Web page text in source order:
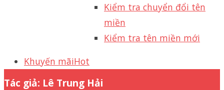
Kiểm tra chuyển đổi tên
miền
Kiểm tra tên miền mới
Khuyến mãiHot
Tác giả: Lê Trung Hải